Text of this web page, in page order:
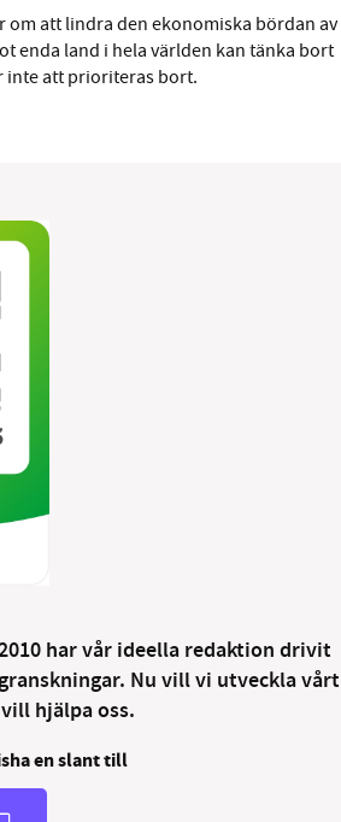
att lindra den ekonomiska bördan av
enda land i hela världen kan tänka bort
inte att prioriteras bort.
har vår ideella redaktion drivit
Nu vill vi utveckla vårt
hjälpa oss.
en slant till